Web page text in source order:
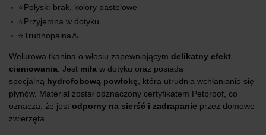
⭐Połysk: brak, kolory pastelowe
⭐Przyjemna w dotyku
⭐Trudnopalna♨️
Welurowa tkanina o włosiu zapewniającym delikatny efekt
cieniowania . Jest miła w dotyku oraz posiada
specjalną hydrofobową powłokę , która utrudnia wchłanianie się
płynów. Materiał został odznaczony certyfikatem Petproof, co
oznacza, że jest odporny na sierść i zadrapanie przez domowe
zwierzęta.